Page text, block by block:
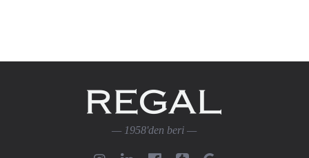
— 1958'den beri —